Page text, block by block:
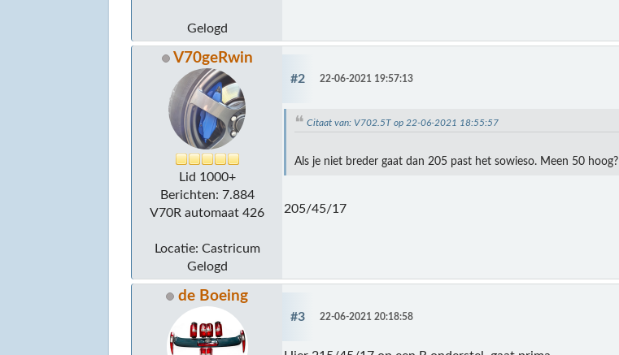
Gelogd
V70geRwin
Lid 1000+
Berichten: 7.884
V70R automaat 426
Locatie: Castricum
Gelogd
#2 22-06-2021 19:57:13
Citaat van: V702.5T op 22-06-2021 18:55:57
Als je niet breder gaat dan 205 past het sowieso. Meen 50 hoog?
205/45/17
de Boeing
#3 22-06-2021 20:18:58